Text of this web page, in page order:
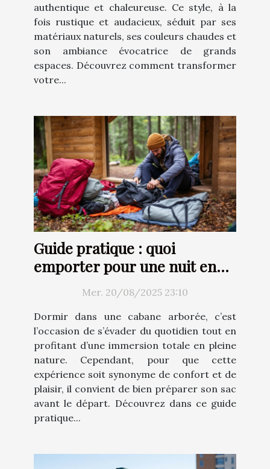
authentique et chaleureuse. Ce style, à la
fois rustique et audacieux, séduit par ses
matériaux naturels, ses couleurs chaudes et
son ambiance évocatrice de grands
espaces. Découvrez comment transformer
votre...
Guide pratique : quoi
emporter pour une nuit en
cabane arborée ?
Mer. 20/08/2025 23:10
Dormir dans une cabane arborée, c’est
l’occasion de s’évader du quotidien tout en
profitant d’une immersion totale en pleine
nature. Cependant, pour que cette
expérience soit synonyme de confort et de
plaisir, il convient de bien préparer son sac
avant le départ. Découvrez dans ce guide
pratique...